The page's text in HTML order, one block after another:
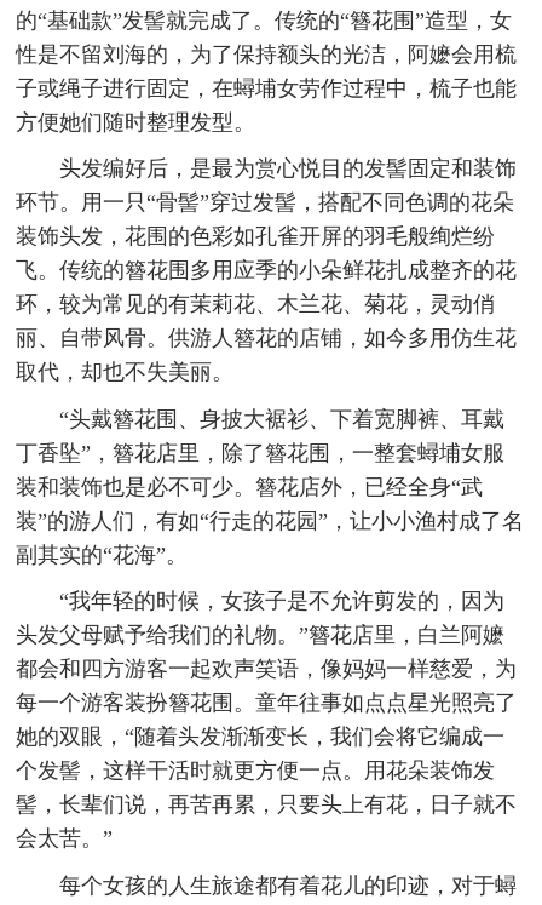
的“基础款”发髻就完成了。传统的“簪花围”造型，女
性是不留刘海的，为了保持额头的光洁，阿嬷会用梳
子或绳子进行固定，在蟳埔女劳作过程中，梳子也能
方便她们随时整理发型。
头发编好后，是最为赏心悦目的发髻固定和装饰
环节。用一只“骨髻”穿过发髻，搭配不同色调的花朵
装饰头发，花围的色彩如孔雀开屏的羽毛般绚烂纷
飞。传统的簪花围多用应季的小朵鲜花扎成整齐的花
环，较为常见的有茉莉花、木兰花、菊花，灵动俏
丽、自带风骨。供游人簪花的店铺，如今多用仿生花
取代，却也不失美丽。
“头戴簪花围、身披大裾衫、下着宽脚裤、耳戴
丁香坠”，簪花店里，除了簪花围，一整套蟳埔女服
装和装饰也是必不可少。簪花店外，已经全身“武
装”的游人们，有如“行走的花园”，让小小渔村成了名
副其实的“花海”。
“我年轻的时候，女孩子是不允许剪发的，因为
头发父母赋予给我们的礼物。”簪花店里，白兰阿嬷
都会和四方游客一起欢声笑语，像妈妈一样慈爱，为
每一个游客装扮簪花围。童年往事如点点星光照亮了
她的双眼，“随着头发渐渐变长，我们会将它编成一
个发髻，这样干活时就更方便一点。用花朵装饰发
髻，长辈们说，再苦再累，只要头上有花，日子就不
会太苦。”
每个女孩的人生旅途都有着花儿的印迹，对于蟳